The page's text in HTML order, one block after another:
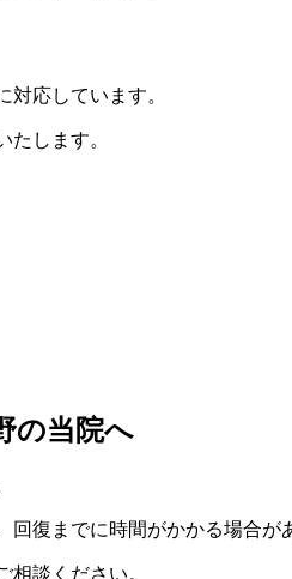
応しています。
します。
の当院へ
復までに時間がかかる場合が
談ください。